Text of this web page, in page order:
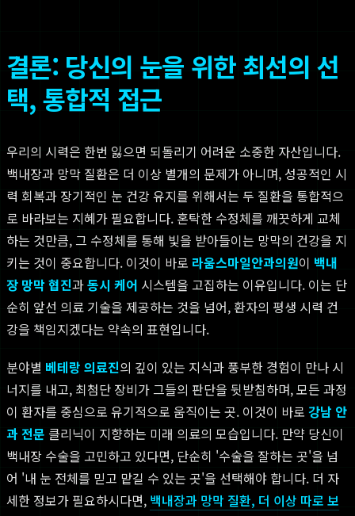
결론: 당신의 눈을 위한 최선의 선
택, 통합적 접근
우리의 시력은 한번 잃으면 되돌리기 어려운 소중한 자산입니다.
백내장과 망막 질환은 더 이상 별개의 문제가 아니며, 성공적인 시
력 회복과 장기적인 눈 건강 유지를 위해서는 두 질환을 통합적으
로 바라보는 지혜가 필요합니다. 혼탁한 수정체를 깨끗하게 교체
하는 것만큼, 그 수정체를 통해 빛을 받아들이는 망막의 건강을 지
키는 것이 중요합니다. 이것이 바로 라움스마일안과의원이 백내
장 망막 협진과동시 케어 시스템을 고집하는 이유입니다. 이는 단
순히 앞선 의료 기술을 제공하는 것을 넘어, 환자의 평생 시력 건
강을 책임지겠다는 약속의 표현입니다.
분야별 베테랑 의료진의 깊이 있는 지식과 풍부한 경험이 만나 시
너지를 내고, 최첨단 장비가 그들의 판단을 뒷받침하며, 모든 과정
이 환자를 중심으로 유기적으로 움직이는 곳. 이것이 바로 강남 안
과 전문 클리닉이 지향하는 미래 의료의 모습입니다. 만약 당신이
백내장 수술을 고민하고 있다면, 단순히 '수술을 잘하는 곳'을 넘
어 '내 눈 전체를 믿고 맡길 수 있는 곳'을 선택해야 합니다. 더 자
세한 정보가 필요하시다면, 백내장과 망막 질환, 더 이상 따로 보